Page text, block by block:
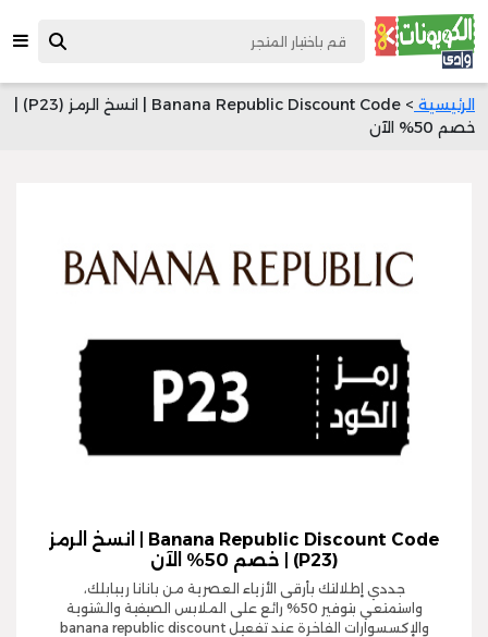
الرئيسية
> Banana Republic Discount Code | انسخ الرمز (P23) |
خصم 50% الآن
Banana Republic Discount Code | انسخ الرمز
(P23) | خصم 50% الآن
جددي إطلالتك بأرقى الأزياء العصرية من بانانا ريبابلك،
واستمتعي بتوفير 50% رائع على الملابس الصيفية والشتوية
والإكسسوارات الفاخرة عند تفعيل banana republic discount